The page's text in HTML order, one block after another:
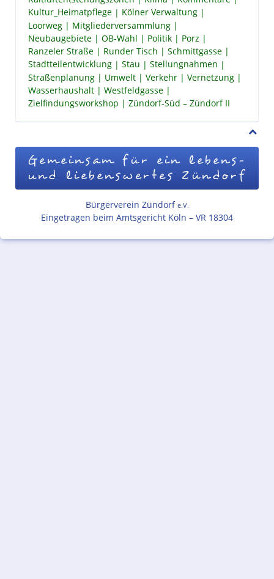
Kultur_Heimatpflege
Kölner Verwaltung
Loorweg
Mitgliederversammlung
Neubaugebiete
OB-Wahl Politik
Porz
Ranzeler Straße
Runder Tisch
Schmittgasse
Stadtteilentwicklung
Stau
Stellungnahmen
Straßenplanung
Umwelt Verkehr
Vernetzung
Wasserhaushalt
Westfeldgasse
Zielfindungsworkshop
Zündorf-Süd – Zündorf II
Gemeinsam für ein lebens-
und liebenswertes Zündorf
Bürgerverein Zündorf e.V.
Eingetragen beim Amtsgericht Köln – VR 18304